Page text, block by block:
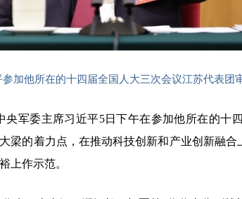
加他所在的十四届全国人大三次会议江苏代表团
军委主席习近平5日下午在参加他所在的十
梁的着力点，在推动科技创新和产业创新融
上作示范。